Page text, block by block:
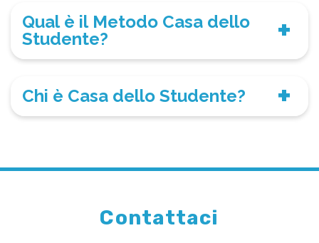
Qual è il Metodo Casa dello
Studente?
Chi è Casa dello Studente?
Contattaci